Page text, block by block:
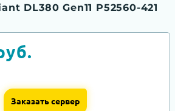
DL380 Gen11 P52560-421
Заказать сервер